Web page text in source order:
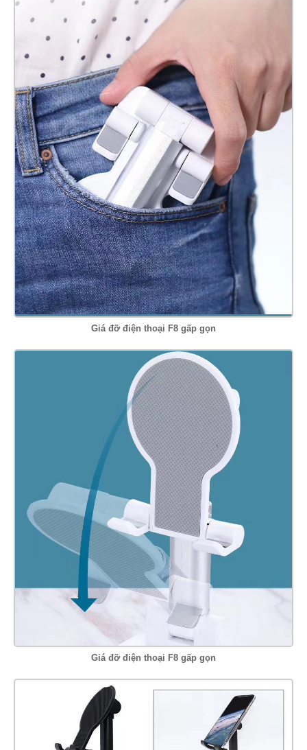
Giá đỡ điện thoại F8 gấp gọn
Giá đỡ điện thoại F8 gấp gọn